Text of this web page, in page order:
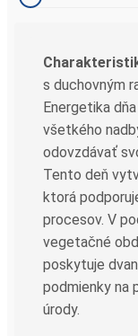
s duchovným
Energetika
všetkého
odovzdávať
Tento deň
ktorá
procesov. V
vegetačné
poskytuje
podmienky na
úrody.